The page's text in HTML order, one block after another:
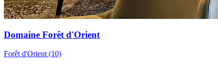
Domaine Forêt d'Orient
Forêt d'Orient (10)